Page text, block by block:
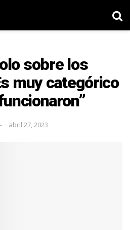
sobre los
muy categórico
abril 27, 2023